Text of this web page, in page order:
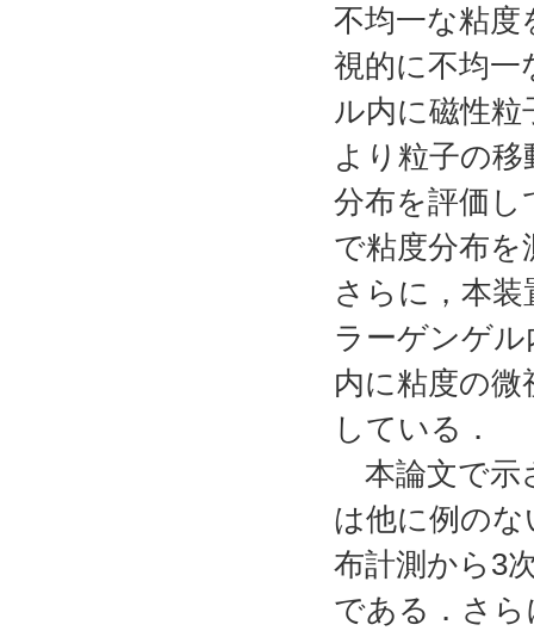
不均一な粘
視的に不均一
ル内に磁性
より粒子の
分布を評価し
で粘度分布
さらに，本
ラーゲンゲ
内に粘度の
している．
本論文で示
は他に例の
布計測から3
である．さ